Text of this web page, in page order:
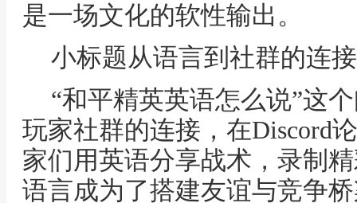
是一场文化的软性输出。
小标题从语言到社群的连接
“和平精英英语怎么说”这
玩家社群的连接，在Discord
家们用英语分享战术，录制
语言成为了搭建友谊与竞争